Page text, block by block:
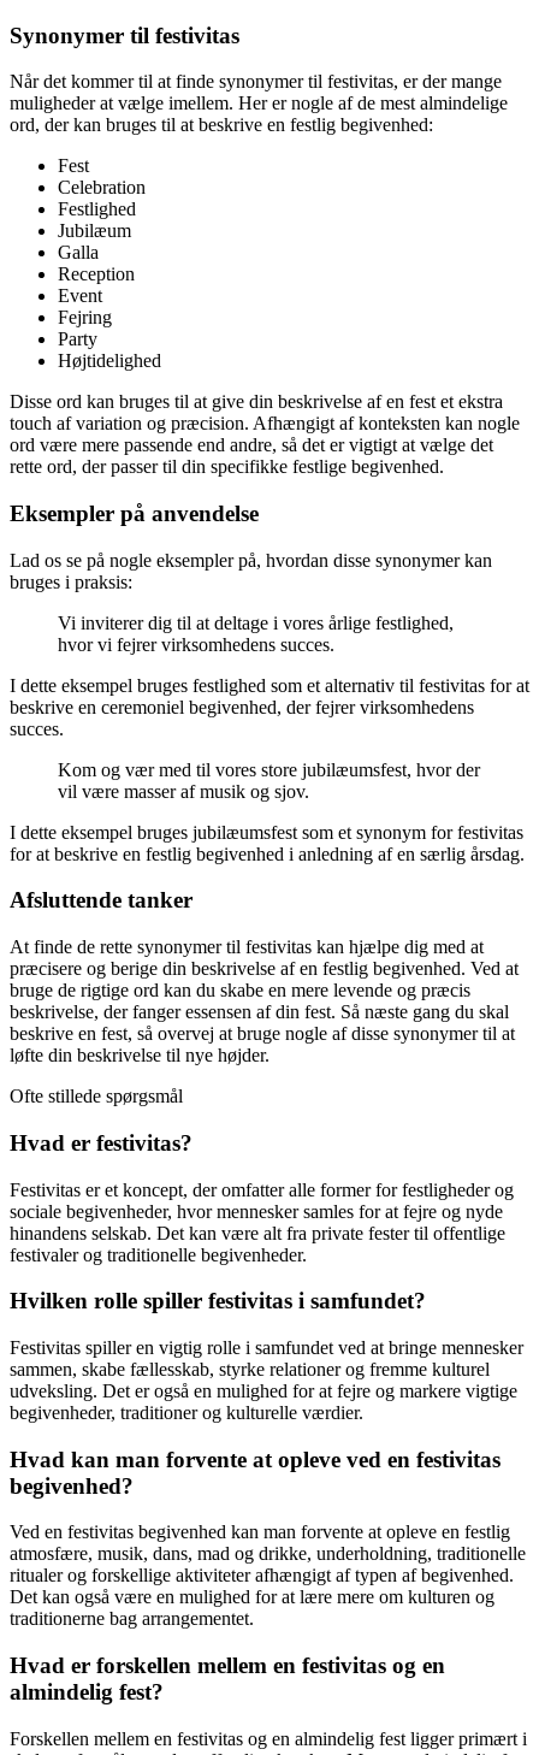
Synonymer til festivitas
Når det kommer til at finde synonymer til festivitas, er der mange
muligheder at vælge imellem. Her er nogle af de mest almindelige
ord, der kan bruges til at beskrive en festlig begivenhed:
Fest
Celebration
Festlighed
Jubilæum
Galla
Reception
Event
Fejring
Party
Højtidelighed
Disse ord kan bruges til at give din beskrivelse af en fest et ekstra
touch af variation og præcision. Afhængigt af konteksten kan nogle
ord være mere passende end andre, så det er vigtigt at vælge det
rette ord, der passer til din specifikke festlige begivenhed.
Eksempler på anvendelse
Lad os se på nogle eksempler på, hvordan disse synonymer kan
bruges i praksis:
Vi inviterer dig til at deltage i vores årlige festlighed,
hvor vi fejrer virksomhedens succes.
I dette eksempel bruges festlighed som et alternativ til festivitas for at
beskrive en ceremoniel begivenhed, der fejrer virksomhedens
succes.
Kom og vær med til vores store jubilæumsfest, hvor der
vil være masser af musik og sjov.
I dette eksempel bruges jubilæumsfest som et synonym for festivitas
for at beskrive en festlig begivenhed i anledning af en særlig årsdag.
Afsluttende tanker
At finde de rette synonymer til festivitas kan hjælpe dig med at
præcisere og berige din beskrivelse af en festlig begivenhed. Ved at
bruge de rigtige ord kan du skabe en mere levende og præcis
beskrivelse, der fanger essensen af din fest. Så næste gang du skal
beskrive en fest, så overvej at bruge nogle af disse synonymer til at
løfte din beskrivelse til nye højder.
Ofte stillede spørgsmål
Hvad er festivitas?
Festivitas er et koncept, der omfatter alle former for festligheder og
sociale begivenheder, hvor mennesker samles for at fejre og nyde
hinandens selskab. Det kan være alt fra private fester til offentlige
festivaler og traditionelle begivenheder.
Hvilken rolle spiller festivitas i samfundet?
Festivitas spiller en vigtig rolle i samfundet ved at bringe mennesker
sammen, skabe fællesskab, styrke relationer og fremme kulturel
udveksling. Det er også en mulighed for at fejre og markere vigtige
begivenheder, traditioner og kulturelle værdier.
Hvad kan man forvente at opleve ved en festivitas
begivenhed?
Ved en festivitas begivenhed kan man forvente at opleve en festlig
atmosfære, musik, dans, mad og drikke, underholdning, traditionelle
ritualer og forskellige aktiviteter afhængigt af typen af begivenhed.
Det kan også være en mulighed for at lære mere om kulturen og
traditionerne bag arrangementet.
Hvad er forskellen mellem en festivitas og en
almindelig fest?
Forskellen mellem en festivitas og en almindelig fest ligger primært i